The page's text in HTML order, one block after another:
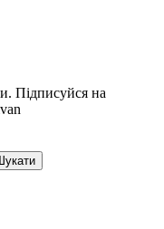
Підписуйся на